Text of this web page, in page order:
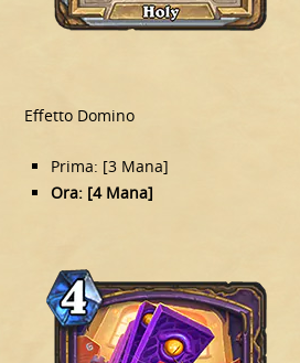
Effetto Domino
Prima: [3 Mana]
Ora: [4 Mana]